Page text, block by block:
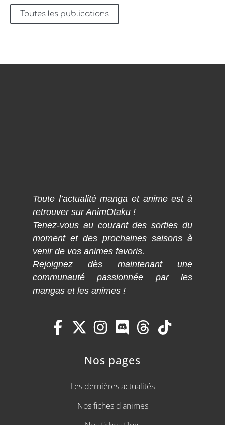
Toutes les publications
Toute l’actualité manga et anime est à
retrouver sur AnimOtaku !
Tenez-vous au courant des sorties du
moment et des prochaines saisons à
venir de vos animes favoris.
Rejoignez dès maintenant une
communauté passionnée par les
mangas et les animes !
Nos pages
Les dernières actualités
Nos fiches d'animes